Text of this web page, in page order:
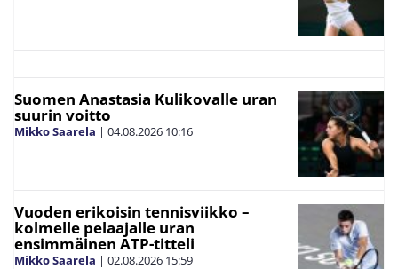
Suomen Anastasia Kulikovalle uran
suurin voitto
Mikko Saarela | 04.08.2026 10:16
Vuoden erikoisin tennisviikko –
kolmelle pelaajalle uran
ensimmäinen ATP-titteli
Mikko Saarela | 02.08.2026 15:59